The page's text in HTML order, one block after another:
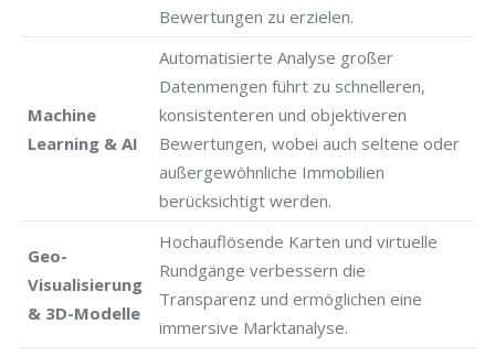
Bewertungen zu erzielen.
Machine
Learning & AI
Automatisierte Analyse großer
Datenmengen führt zu schnelleren,
konsistenteren und objektiveren
Bewertungen, wobei auch seltene oder
außergewöhnliche Immobilien
berücksichtigt werden.
Geo-
Visualisierung
& 3D-Modelle
Hochauflösende Karten und virtuelle
Rundgänge verbessern die
Transparenz und ermöglichen eine
immersive Marktanalyse.